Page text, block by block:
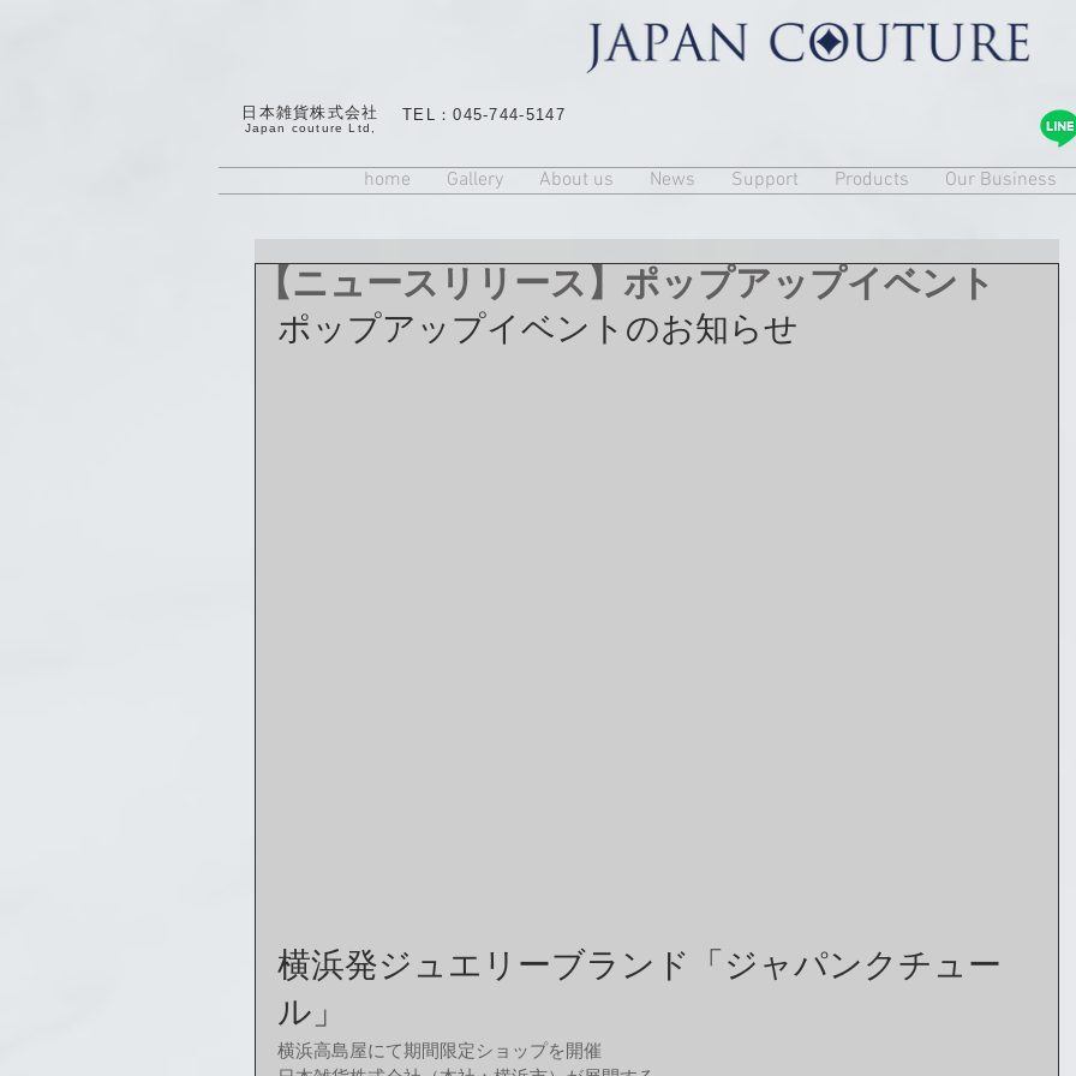
日本雑貨株式会社
​Japan couture Ltd,
TEL：045-744-5147
home Gallery About us News Support Products Our Business
【ニュースリリース】ポップアップイベント
ポップアップイベントのお知らせ
横浜発ジュエリーブランド「ジャパンクチュー
ル」
横浜高島屋にて期間限定ショップを開催